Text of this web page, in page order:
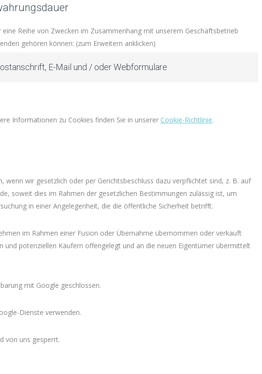
Reihe von Zwecken im Zusammenhang mit unserem Geschäftsbetrieb
gehören können: (zum Erweitern anklicken)
E-Mail und / oder Webformulare
Informationen zu Cookies finden Sie in unserer Cookie-Richtlinie.
wenn wir gesetzlich oder per Gerichtsbeschluss dazu verpflichtet sind, z. B. auf
soweit dies im Rahmen der gesetzlichen Bestimmungen zulässig ist, um
in einer Angelegenheit, die die öffentliche Sicherheit betrifft.
im Rahmen einer Fusion oder Übernahme übernommen oder verkauft
und potenziellen Käufern offengelegt und an die neuen Eigentümer übermittelt
mit Google geschlossen.
Dienste verwenden.
von uns gesperrt.